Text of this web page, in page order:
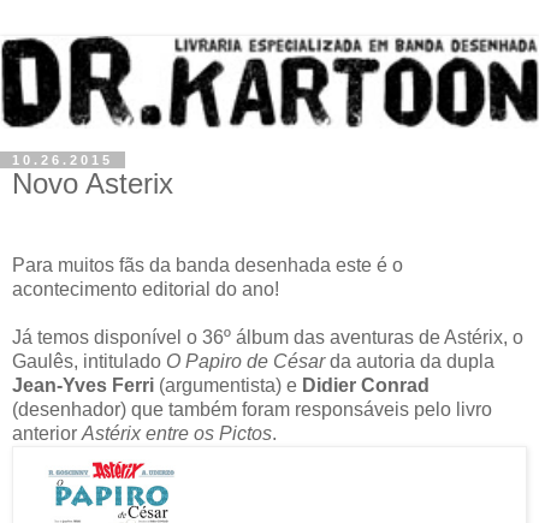
10.26.2015
Novo Asterix
Para muitos fãs da banda desenhada este é o
acontecimento editorial do ano!
Já temos disponível o 36º álbum das aventuras de Astérix, o
Gaulês, intitulado O Papiro de Césarda autoria da dupla
Jean-Yves Ferri (argumentista) e Didier Conrad
(desenhador) que também foram responsáveis pelo livro
anterior Astérix entre os Pictos.